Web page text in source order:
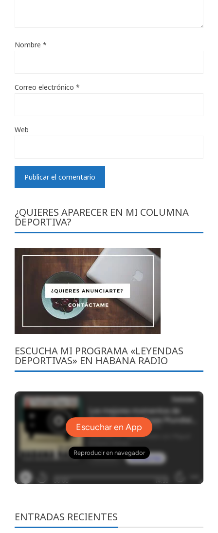
Nombre *
Correo electrónico *
Web
¿QUIERES APARECER EN MI COLUMNA
DEPORTIVA?
ESCUCHA MI PROGRAMA «LEYENDAS
DEPORTIVAS» EN HABANA RADIO
ENTRADAS RECIENTES